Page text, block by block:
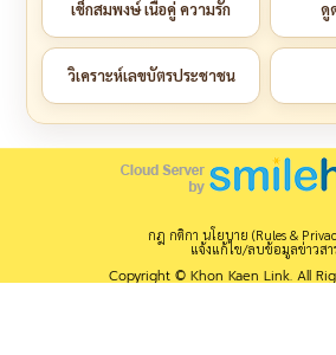
เช็กสมพงษ์ เนื้อคู่ ความรัก ดู
วิเคราะห์เลขบัตรประชาชน
กฎ กติกา นโยบาย (Rules &
แจ้งแก้ไข/ลบข้อมูลข่าวสา
Copyright © Khon Kaen Link. All